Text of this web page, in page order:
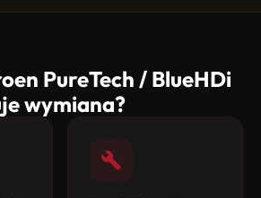
PureTech / BlueHDi
wymiana?